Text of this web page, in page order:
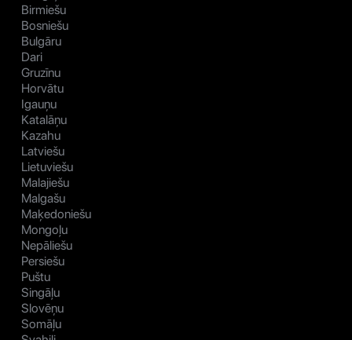
Birmiešu
Bosniešu
Bulgāru
Dari
Gruzīnu
Horvātu
Igauņu
Katalāņu
Kazahu
Latviešu
Lietuviešu
Malajiešu
Malgašu
Maķedoniešu
Mongoļu
Nepāliešu
Persiešu
Puštu
Singāļu
Slovēņu
Somāļu